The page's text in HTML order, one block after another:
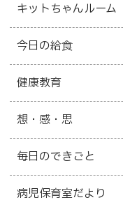
キットちゃんルーム
今日の給食
健康教育
想・感・思
毎日のできごと
病児保育室だより